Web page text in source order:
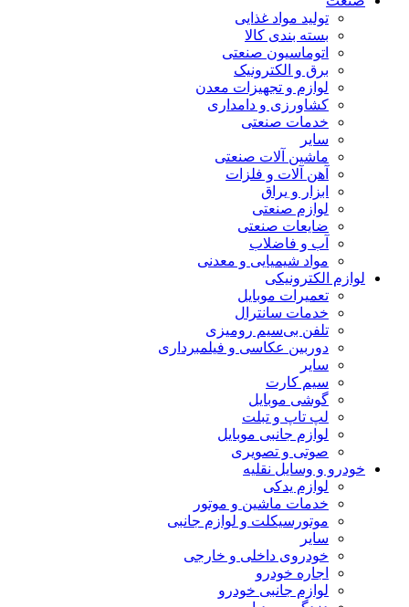
تولید مواد غذایی
بسته بندی کالا
اتوماسیون صنعتی
برق و الکترونیک
لوازم و تجهیزات معدن
کشاورزی و دامداری
خدمات صنعتی
سایر
ماشین آلات صنعتی
آهن آلات و فلزات
ابزار و یراق
لوازم صنعتی
ضایعات صنعتی
آب و فاضلاب
مواد شیمیایی و معدنی
لوازم الکترونیکی
تعمیرات موبایل
خدمات سانترال
تلفن بی‌سیم رومیزی
دوربین عکاسی و فیلمبرداری
سایر
سیم کارت
گوشی موبایل
لپ تاپ و تبلت
لوازم جانبی موبایل
صوتی و تصویری
خودرو و وسایل نقلیه
لوازم یدکی
خدمات ماشین و موتور
موتورسیکلت و لوازم جانبی
سایر
خودروی داخلی و خارجی
اجاره خودرو
لوازم جانبی خودرو